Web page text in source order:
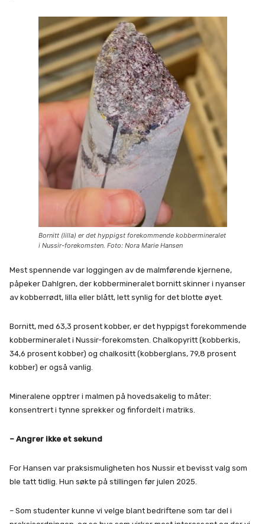
Bornitt (lilla) er det hyppigst forekommende kobbermineralet
i Nussir-forekomsten. Foto: Nora Marie Hansen
Mest spennende var loggingen av de malmførende kjernene,
påpeker Dahlgren, der kobbermineralet bornitt skinner i nyanser
av kobberrødt, lilla eller blått, lett synlig for det blotte øyet.
Bornitt, med 63,3 prosent kobber, er det hyppigst forekommende
kobbermineralet i Nussir-forekomsten. Chalkopyritt (kobberkis,
34,6 prosent kobber) og chalkositt (kobberglans, 79,8 prosent
kobber) er også vanlig.
Mineralene opptrer i malmen på hovedsakelig to måter:
konsentrert i tynne sprekker og finfordelt i matriks.
– Angrer ikke et sekund
For Hansen var praksismuligheten hos Nussir et bevisst valg som
ble tatt tidlig. Hun søkte på stillingen før julen 2025.
– Som studenter kunne vi velge blant bedriftene som tar del i